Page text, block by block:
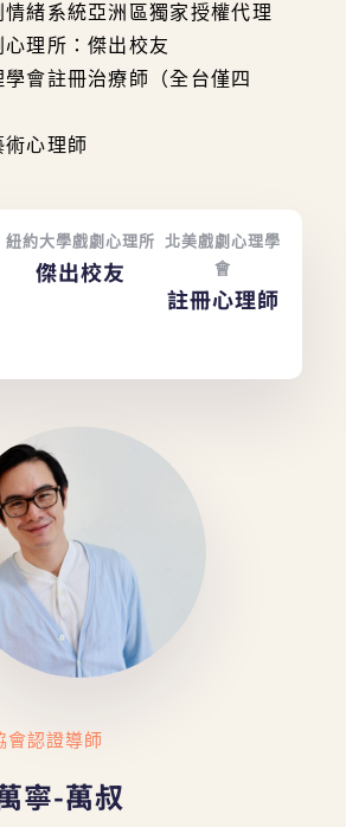
緒系統亞洲區獨家授權代理
理所：傑出校友
會註冊治療師（全台僅四
心理師
紐約大學戲劇心理所
傑出校友
北美戲劇心理學
會
註冊心理師
會認證導師
寧-萬叔